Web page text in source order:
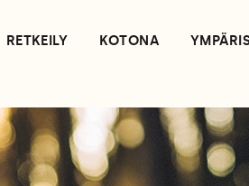
RETKEILY KOTONA